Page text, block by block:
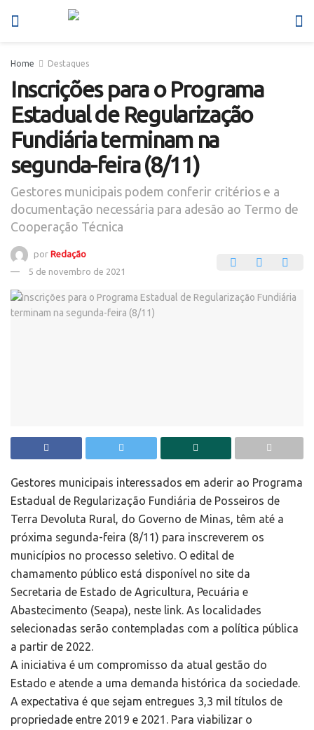
Home Destaques
Inscrições para o Programa
Estadual de Regularização
Fundiária terminam na
segunda-feira (8/11)
Gestores municipais podem conferir critérios e a
documentação necessária para adesão ao Termo de
Cooperação Técnica
por Redação
5 de novembro de 2021
Gestores municipais interessados em aderir ao Programa
Estadual de Regularização Fundiária de Posseiros de
Terra Devoluta Rural, do Governo de Minas, têm até a
próxima segunda-feira (8/11) para inscreverem os
municípios no processo seletivo. O edital de
chamamento público está disponível no site da
Secretaria de Estado de Agricultura, Pecuária e
Abastecimento (Seapa), neste link. As localidades
selecionadas serão contempladas com a política pública
a partir de 2022.
A iniciativa é um compromisso da atual gestão do
Estado e atende a uma demanda histórica da sociedade.
A expectativa é que sejam entregues 3,3 mil títulos de
propriedade entre 2019 e 2021. Para viabilizar o